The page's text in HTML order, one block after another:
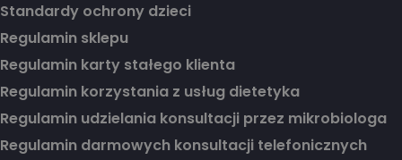
Standardy ochrony dzieci
Regulamin sklepu
Regulamin karty stałego klienta
Regulamin korzystania z usług dietetyka
Regulamin udzielania konsultacji przez mikrobiologa
Regulamin darmowych konsultacji telefonicznych